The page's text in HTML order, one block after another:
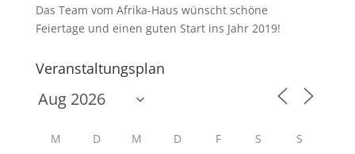
Das Team vom Afrika-Haus wünscht schöne
Feiertage und einen guten Start ins Jahr 2019!
Veranstaltungsplan
M D M D F S S